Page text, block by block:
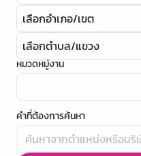
เลือกอำเภอ/เขต
เลือกตำบล/แขวง
หมวดหมู่งาน
คำที่ต้องการค้นหา